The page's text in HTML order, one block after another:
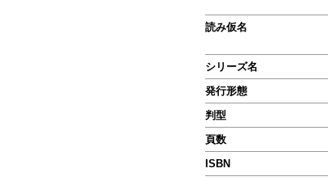
読み仮名
シリーズ名
発行形態
判型
頁数
ISBN